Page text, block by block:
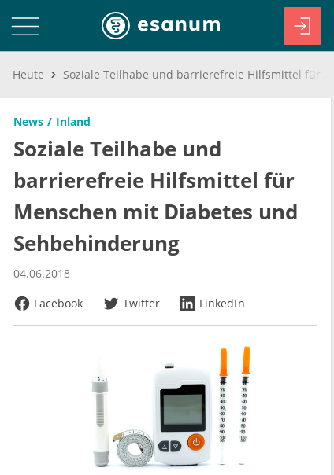
Heute
News Inland
Soziale Teilhabe und
barrierefreie Hilfsmittel für
Menschen mit Diabetes und
Sehbehinderung
04.06.2018
Facebook
Twitter LinkedIn